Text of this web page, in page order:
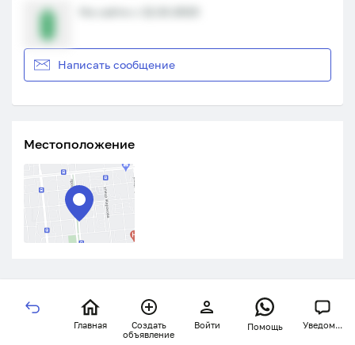
Написать сообщение
Местоположение
Главная
Создать
объявление
Войти Помощь Уведом...